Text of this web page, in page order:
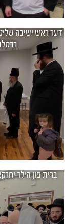
דער ראש ישיבה
ברית פון הילד